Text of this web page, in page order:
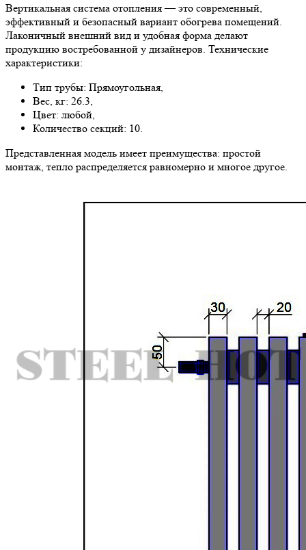
Вертикальная система отопления — это современный,
эффективный и безопасный вариант обогрева помещений.
Лаконичный внешний вид и удобная форма делают
продукцию востребованной у дизайнеров. Технические
характеристики:
Тип трубы: Прямоугольная,
Вес, кг: 26.3,
Цвет: любой,
Количество секций: 10.
Представленная модель имеет преимущества: простой
монтаж, тепло распределяется равномерно и многое другое.